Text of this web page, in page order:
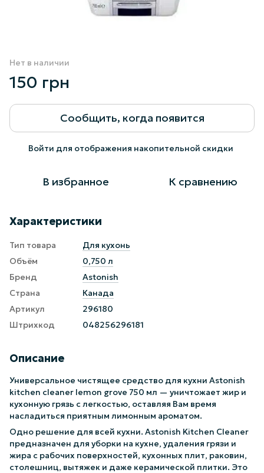
Нет в наличии
150 грн
Сообщить, когда появится
Войти для отображения накопительной скидки
В избранное К сравнению
Характеристики
Тип товара
Для кухонь
Объём
0,750 л
Бренд
Astonish
Страна
Канада
Артикул
296180
Штрихкод
048256296181
Описание
Универсальное чистящее средство для кухни Astonish
kitchen cleaner lemon grove 750 мл — уничтожает жир и
кухонную грязь с легкостью, оставляя Вам время
насладиться приятным лимонным ароматом.
Одно решение для всей кухни. Astonish Kitchen Cleaner
предназначен для уборки на кухне, удаления грязи и
жира с рабочих поверхностей, кухонных плит, раковин,
столешниц, вытяжек и даже керамической плитки. Это